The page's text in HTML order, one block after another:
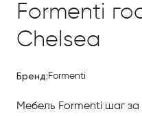
Formenti
Chelsea
Бренд: Formenti
Мебель Formenti шаг